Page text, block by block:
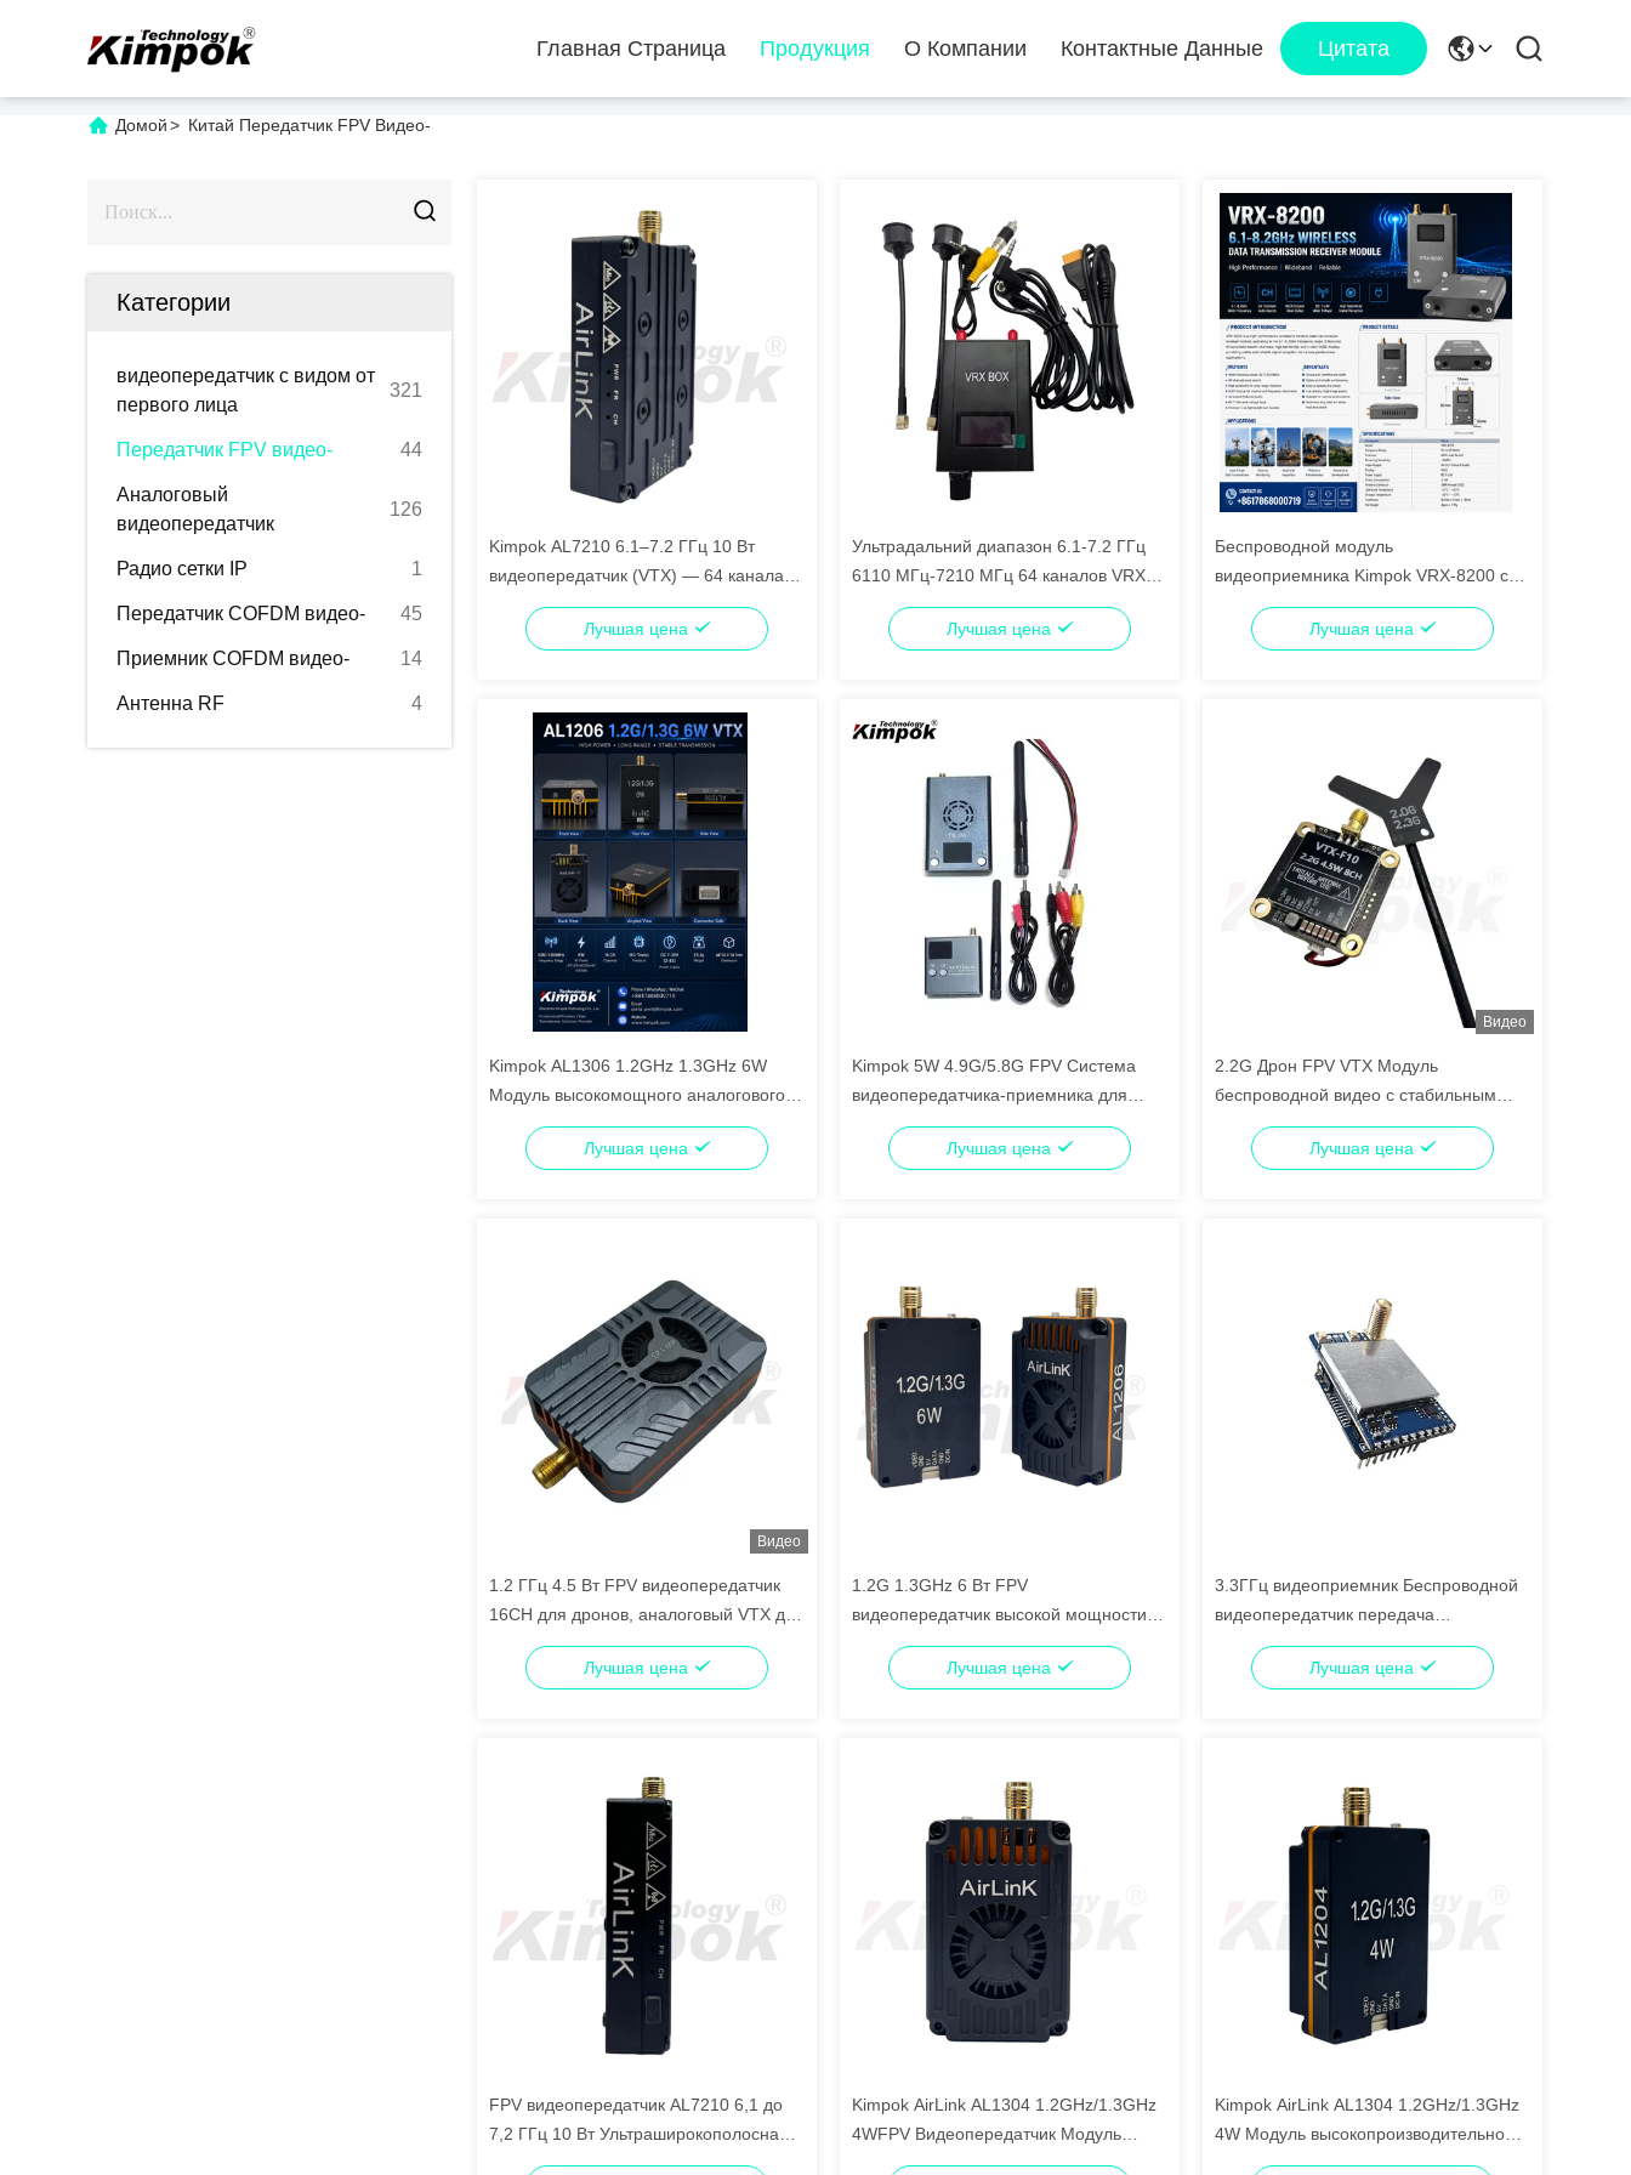
Главная Страница Продукция О Компании Контактные Данные Цитата
Домой> Китай Передатчик FPV Видео-
Категории
видеопередатчик с видом от
первого лица
321
Передатчик FPV видео- 44
Аналоговый
видеопередатчик
126
Радио сетки IP 1
Передатчик COFDM видео- 45
Приемник COFDM видео- 14
Антенна RF 4
Kimpok AL7210 6.1–7.2 ГГц 10 Вт
видеопередатчик (VTX) — 64 канала,
дистанционное управление IRC Tramp
Лучшая цена
Ультрадальний диапазон 6.1-7.2 ГГц
6110 МГц-7210 МГц 64 каналов VRX
FPV видеоприемник
Лучшая цена
Беспроводной модуль
видеоприемника Kimpok VRX-8200 с
частотой 6.1-8.2 ГГц, 120 каналами и
OLED-дисплеемЛучшая цена
Kimpok AL1306 1.2GHz 1.3GHz 6W
Модуль высокомощного аналогового
видеопередатчика
Лучшая цена
Kimpok 5W 4.9G/5.8G FPV Система
видеопередатчика-приемника для
дронов
Лучшая цена
Видео
2.2G Дрон FPV VTX Модуль
беспроводной видео с стабильным
сигналом высокой мощности 4,5 Вт
Лучшая цена
Видео
1.2 ГГц 4.5 Вт FPV видеопередатчик
16CH для дронов, аналоговый VTX для
дальних расстояний
Лучшая цена
1.2G 1.3GHz 6 Вт FPV
видеопередатчик высокой мощности
FPV VTX модуль AL1306
Лучшая цена
3.3ГГц видеоприемник Беспроводной
видеопередатчик передача
изображений 64CH VRX модуль
Лучшая цена
FPV видеопередатчик AL7210 6,1 до
7,2 ГГц 10 Вт Ультраширокополосная
связь 64 канала IRC Трамп
Kimpok AirLink AL1304 1.2GHz/1.3GHz
4WFPV Видеопередатчик Модуль
беспроводной передачи данных
Kimpok AirLink AL1304 1.2GHz/1.3GHz
4W Модуль высокопроизводительной
беспроводной передачи данных видео